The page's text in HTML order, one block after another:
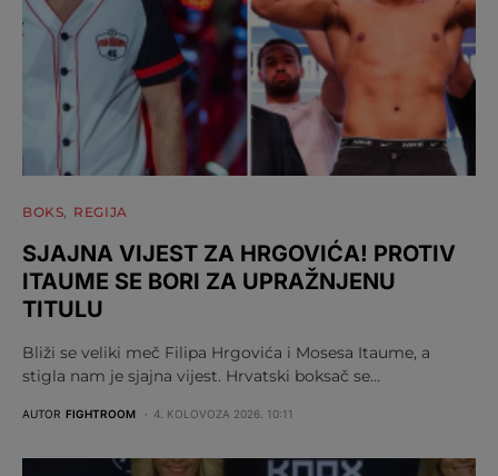
BOKS REGIJA
SJAJNA VIJEST ZA HRGOVIĆA! PROTIV
ITAUME SE BORI ZA UPRAŽNJENU
TITULU
Bliži se veliki meč Filipa Hrgovića i Mosesa Itaume, a
stigla nam je sjajna vijest. Hrvatski boksač se…
AUTOR FIGHTROOM 4. KOLOVOZA 2026. 10:11